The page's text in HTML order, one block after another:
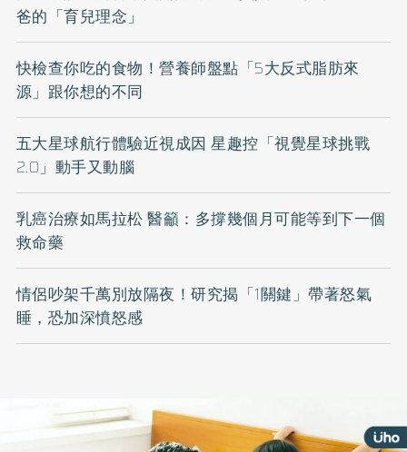
爸的「育兒理念」
快檢查你吃的食物！營養師盤點「5大反式脂肪來
源」跟你想的不同
五大星球航行體驗近視成因 星趣控「視覺星球挑戰
2.0」動手又動腦
乳癌治療如馬拉松 醫籲：多撐幾個月可能等到下一個
救命藥
情侶吵架千萬別放隔夜！研究揭「1關鍵」帶著怒氣
睡，恐加深憤怒感